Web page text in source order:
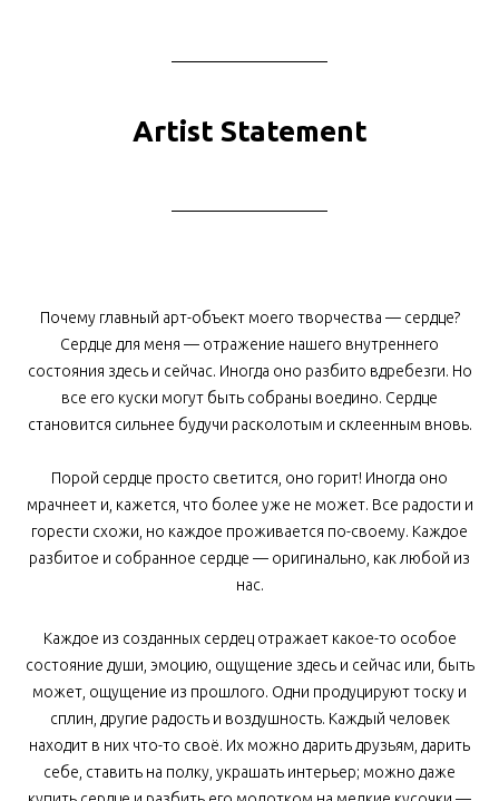
Artist Statement
Почему главный арт-объект моего творчества — сердце?
Сердце для меня — отражение нашего внутреннего
состояния здесь и сейчас. Иногда оно разбито вдребезги. Но
все его куски могут быть собраны воедино. Сердце
становится сильнее будучи расколотым и склеенным вновь.
Порой сердце просто светится, оно горит! Иногда оно
мрачнеет и, кажется, что более уже не может. Все радости и
горести схожи, но каждое проживается по-своему. Каждое
разбитое и собранное сердце — оригинально, как любой из
нас.
Каждое из созданных сердец отражает какое-то особое
состояние души, эмоцию, ощущение здесь и сейчас или, быть
может, ощущение из прошлого. Одни продуцируют тоску и
сплин, другие радость и воздушность. Каждый человек
находит в них что-то своё. Их можно дарить друзьям, дарить
себе, ставить на полку, украшать интерьер; можно даже